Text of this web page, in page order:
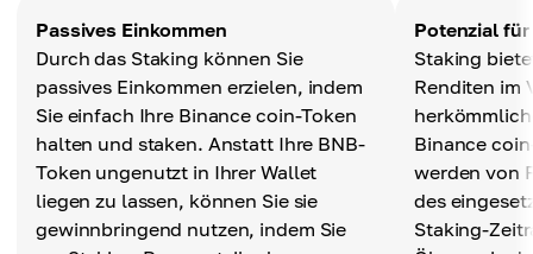
Passives Einkommen
Durch das Staking können Sie
passives Einkommen erzielen, indem
Sie einfach Ihre Binance coin-Token
halten und staken. Anstatt Ihre BNB-
Token ungenutzt in Ihrer Wallet
liegen zu lassen, können Sie sie
gewinnbringend nutzen, indem Sie
Potenzial
Staking
Renditen im
Binance
werden von
des
Staking-